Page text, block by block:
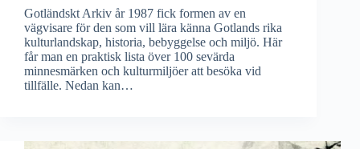
Gotländskt Arkiv år 1987 fick formen av en
vägvisare för den som vill lära känna Gotlands rika
kulturlandskap, historia, bebyggelse och miljö. Här
får man en praktisk lista över 100 sevärda
minnesmärken och kulturmiljöer att besöka vid
tillfälle. Nedan kan…